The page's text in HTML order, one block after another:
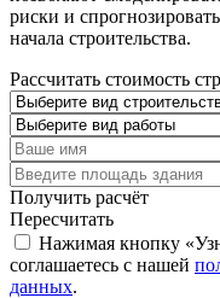
риски и
начала строительства.
Рассчитать стоимость
Получить расчёт
Пересчитать
Нажимая кнопку
соглашаетесь с нашей
данных.